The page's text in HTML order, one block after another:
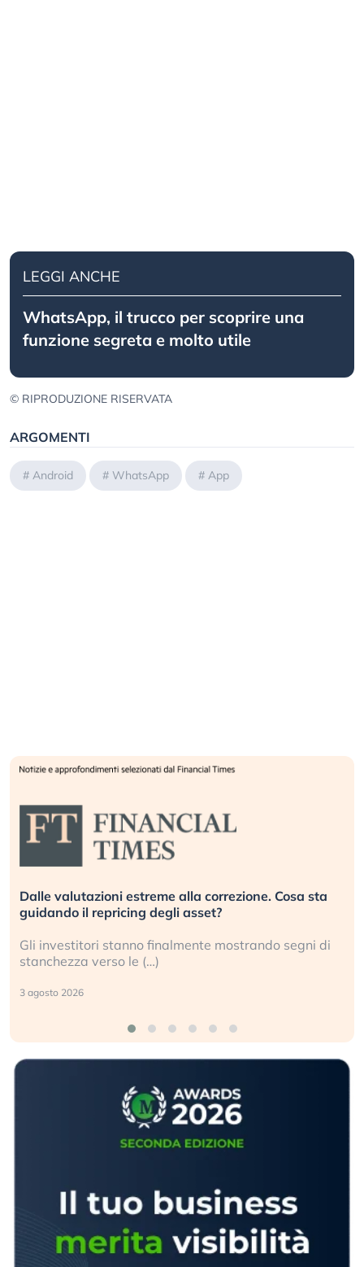
LEGGI ANCHE
WhatsApp, il trucco per scoprire una
funzione segreta e molto utile
© RIPRODUZIONE RISERVATA
ARGOMENTI
# Android # WhatsApp # App
Dalle valutazioni estreme alla correzione. Cosa sta
guidando il repricing degli asset?
Gli investitori stanno finalmente mostrando segni di
stanchezza verso le (…)
3 agosto 2026